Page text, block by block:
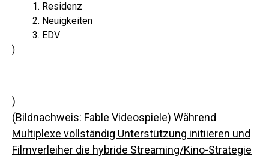
Residenz
Neuigkeiten
EDV
)
)
(Bildnachweis: Fable Videospiele) Während
Multiplexe vollständig Unterstützung initiieren und
Filmverleiher die hybride Streaming/Kino-Strategie